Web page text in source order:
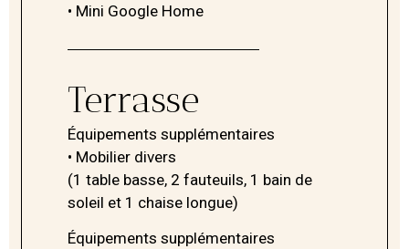
• Mini Google Home
Terrasse
Équipements supplémentaires
• Mobilier divers
(1 table basse, 2 fauteuils, 1 bain de
soleil et 1 chaise longue)
Équipements supplémentaires